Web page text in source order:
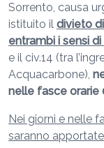
Sorrento, causa
istituito il divieto
entrambi i sensi
e il civ.14 (tra
Acquacarbone),
nelle fasce orarie
Nei giorni e nelle
saranno